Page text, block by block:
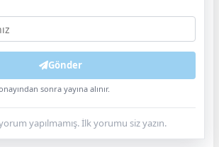
Gönder
sonra yayına alınır.
yapılmamış. İlk yorumu siz yazın.